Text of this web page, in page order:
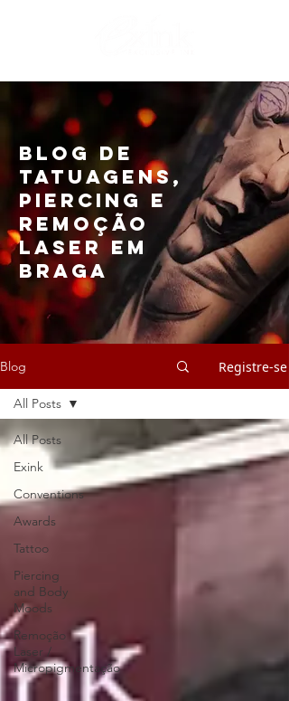
Blog de
Tatuagens,
Piercing e
Remoção
Laser em
Braga
Blog Registre-se
All Posts
Exink
Conventions
Awards
Tattoo
Piercing
and Body
Moods
Remoção
Laser /
Micropigmentação
All Posts